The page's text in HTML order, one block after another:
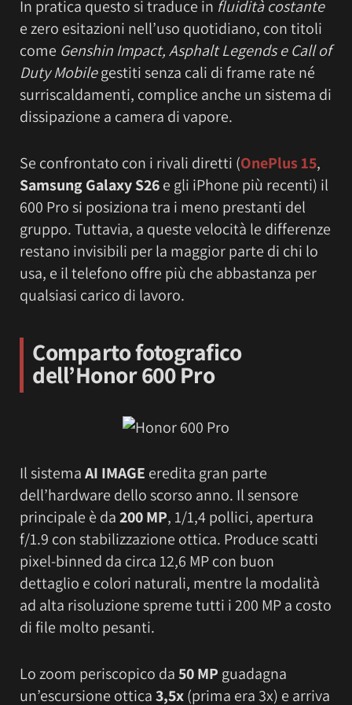
In pratica questo si traduce in fluidità costante
e zero esitazioni nell’uso quotidiano, con titoli
come Genshin Impact, Asphalt Legends e Call of
Duty Mobilegestiti senza cali di frame rate né
surriscaldamenti, complice anche un sistema di
dissipazione a camera di vapore.
Se confrontato con i rivali diretti (OnePlus 15,
Samsung Galaxy S26e gli iPhone più recenti) il
600 Pro si posiziona tra i meno prestanti del
gruppo. Tuttavia, a queste velocità le differenze
restano invisibili per la maggior parte di chi lo
usa, e il telefono offre più che abbastanza per
qualsiasi carico di lavoro.
Comparto fotografico
dell’Honor 600 Pro
Il sistemaAI IMAGE eredita gran parte
dell’hardware dello scorso anno. Il sensore
principale è da200 MP, 1/1,4 pollici, apertura
f/1.9 con stabilizzazione ottica. Produce scatti
pixel-binned da circa 12,6 MP con buon
dettaglio e colori naturali, mentre la modalità
ad alta risoluzione spreme tutti i 200 MP a costo
di file molto pesanti.
Lo zoom periscopico da50 MP guadagna
un’escursione ottica3,5x(prima era 3x) e arriva